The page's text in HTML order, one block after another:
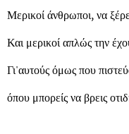
Μερικοί άνθρωποι, να
Και μερικοί απλώς την
Γι'αυτούς όμως που
όπου μπορείς να βρεις